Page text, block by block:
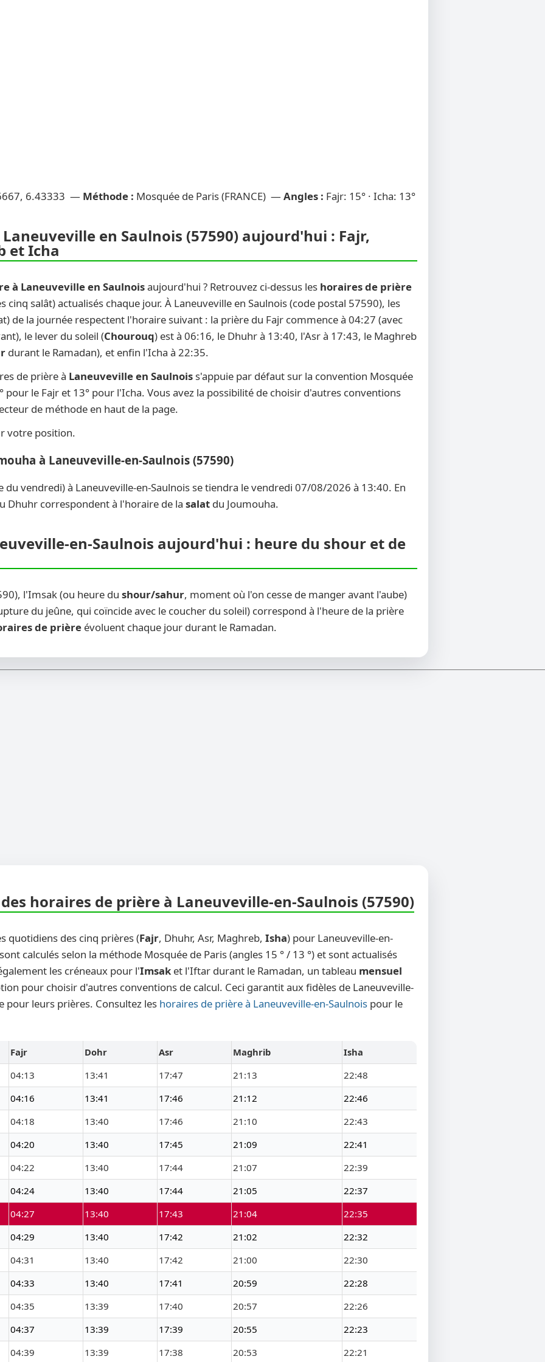
6.43333 — Méthode : Mosquée de Paris (FRANCE) — Angles : Fajr: 15° · Icha: 13°
en Saulnois (57590) aujourd'hui : Fajr,
et Icha
à Laneuveville en Saulnoisaujourd'hui ? Retrouvez ci-dessus les horaires de prière
cinq salât) actualisés chaque jour. À Laneuveville en Saulnois (code postal 57590), les
de la journée respectent l'horaire suivant : la prière du Fajr commence à 04:27 (avec
le lever du soleil (Chourouq) est à 06:16, le Dhuhr à 13:40, l'Asr à 17:43, le Maghreb
durant le Ramadan), et enfin l'Icha à 22:35.
de prière à Laneuveville en Saulnois s'appuie par défaut sur la convention Mosquée
pour le Fajr et 13° pour l'Icha. Vous avez la possibilité de choisir d'autres conventions
de méthode en haut de la page.
votre position.
à Laneuveville-en-Saulnois (57590)
du vendredi) à Laneuveville-en-Saulnois se tiendra le vendredi 07/08/2026 à 13:40. En
Dhuhr correspondent à l'horaire de la salat du Joumouha.
en-Saulnois aujourd'hui : heure du shour et de
l'Imsak (ou heure du shour/sahur, moment où l'on cesse de manger avant l'aube)
du jeûne, qui coïncide avec le coucher du soleil) correspond à l'heure de la prière
de prière évoluent chaque jour durant le Ramadan.
horaires de prière à Laneuveville-en-Saulnois (57590)
quotidiens des cinq prières (Fajr, Dhuhr, Asr, Maghreb, Isha) pour Laneuveville-en-
calculés selon la méthode Mosquée de Paris (angles 15 ° / 13 °) et sont actualisés
les créneaux pour l'Imsak et l'Iftar durant le Ramadan, un tableau mensuel
pour choisir d'autres conventions de calcul. Ceci garantit aux fidèles de Laneuveville-
pour leurs prières. Consultez les horaires de prière à Laneuveville-en-Saulnois pour le
Fajr Dohr Asr Maghrib
Isha
04:13
13:41 17:47 21:13
22:48
04:16
13:41 17:46 21:12
22:46
04:18
13:40 17:46 21:10
22:43
04:20
13:40 17:45 21:09
22:41
04:22
13:40 17:44 21:07
22:39
04:24
13:40 17:44 21:05
22:37
04:27
13:40 17:43 21:04
22:35
04:29
13:40 17:42 21:02
22:32
04:31
13:40 17:42 21:00
22:30
04:33
13:40 17:41 20:59
22:28
04:35
13:39 17:40 20:57
22:26
04:37
13:39 17:39 20:55
22:23
04:39
13:39 17:38 20:53 22:21